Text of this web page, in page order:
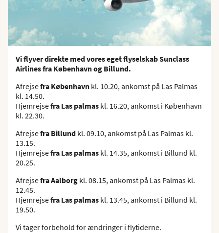
Vi flyver direkte med vores eget flyselskab Sunclass
Airlines fra København og Billund.
Afrejsefra København kl. 10.20, ankomst på Las Palmas
kl. 14.50.
Hjemrejsefra Las palmas kl. 16.20, ankomst i København
kl. 22.30.
Afrejsefra Billund kl. 09.10, ankomst på Las Palmas kl.
13.15.
Hjemrejsefra Las palmas kl. 14.35, ankomst i Billund kl.
20.25.
Afrejsefra Aalborg kl. 08.15, ankomst på Las Palmas kl.
12.45.
Hjemrejsefra Las palmas kl. 13.45, ankomst i Billund kl.
19.50.
Vi tager forbehold for ændringer i flytiderne.